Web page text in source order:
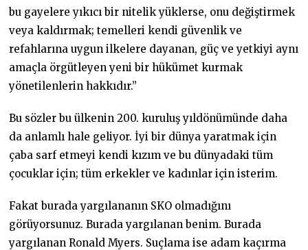
bu gayelere yıkıcı bir nitelik yüklerse, onu değiştirmek
veya kaldırmak; temelleri kendi güvenlik ve
refahlarına uygun ilkelere dayanan, güç ve yetkiyi aynı
amaçla örgütleyen yeni bir hükümet kurmak
yönetilenlerin hakkıdır.”
Bu sözler bu ülkenin 200. kuruluş yıldönümünde daha
da anlamlı hale geliyor. İyi bir dünya yaratmak için
çaba sarf etmeyi kendi kızım ve bu dünyadaki tüm
çocuklar için; tüm erkekler ve kadınlar için isterim.
Fakat burada yargılananın SKO olmadığını
görüyorsunuz. Burada yargılanan benim. Burada
yargılanan Ronald Myers. Suçlama ise adam kaçırma